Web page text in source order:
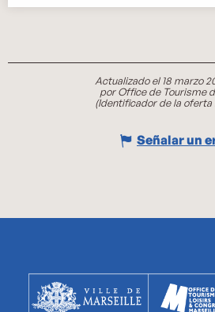
Actualizado el 18 marzo
por Office de Tourisme
(Identificador de la oferta
Señalar un